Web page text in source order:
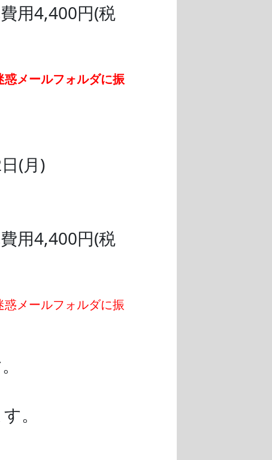
用4,400円(税
メールフォルダに振
(月)
用4,400円(税
メールフォルダに振
。